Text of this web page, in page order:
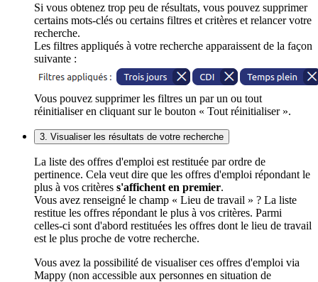
Si vous obtenez trop peu de résultats, vous pouvez supprimer
certains mots-clés ou certains filtres et critères et relancer votre
recherche.
Les filtres appliqués à votre recherche apparaissent de la façon
suivante :
Vous pouvez supprimer les filtres un par un ou tout
réinitialiser en cliquant sur le bouton « Tout réinitialiser ».
3. Visualiser les résultats de votre recherche
La liste des offres d'emploi est restituée par ordre de
pertinence. Cela veut dire que les offres d'emploi répondant le
plus à vos critères s'affichent en premier.
Vous avez renseigné le champ « Lieu de travail » ? La liste
restitue les offres répondant le plus à vos critères. Parmi
celles-ci sont d'abord restituées les offres dont le lieu de travail
est le plus proche de votre recherche.
Vous avez la possibilité de visualiser ces offres d'emploi via
Mappy (non accessible aux personnes en situation de